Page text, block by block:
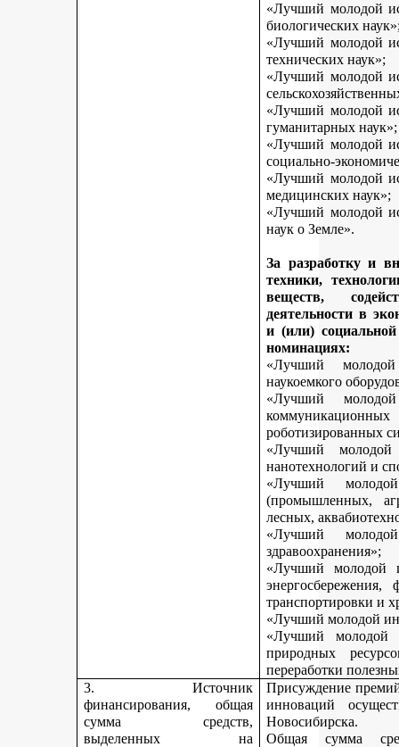
«Лучший молодой
биологических
«Лучший молодой
технических наук»;
«Лучший молодой
«Лучший молодой
гуманитарных наук»;
«Лучший молодой
социально-
«Лучший молодой
медицинских наук»;
«Лучший молодой
наук о Земле».
За разработку и
техники,
веществ,
деятельности в
и (или)
номинациях:
«Лучший
наукоемкого
«Лучший
роботизированных
«Лучший
нанотехнологий и
«Лучший
(промышленных,
лесных,
«Лучший
здравоохранения»;
«Лучший молодой
транспортировки и
«Лучший молодой
«Лучший молодой
природных
переработки
3. Источник
финансирования, общая
сумма средств,
выделенных на
Присуждение
инноваций
Новосибирска.
Общая сумма